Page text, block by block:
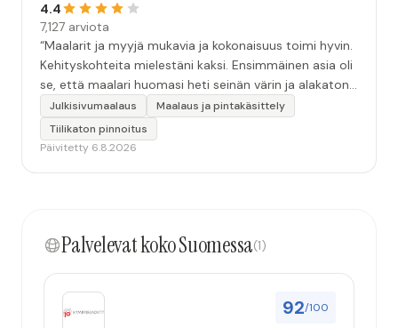
4.4
7,127 arviota
“Maalarit ja myyjä mukavia ja kokonaisuus toimi hyvin.
Kehityskohteita mielestäni kaksi. Ensimmäinen asia oli
se, että maalari huomasi heti seinän värin ja alakaton
värin erot mitä en huomannut. Hyvä toki että siinä
kohtaa huomattu mutta toki optimaalisessa
tilanteessa myyjä olisi jo kiinnittänyt tähän huomiota.
mahdollisuus että palveluita käytän”
Julkisivumaalaus
Maalaus ja pintakäsittely
Tiilikaton pinnoitus
Päivitetty 6.8.2026
Palvelevat koko Suomessa(1)
92/100